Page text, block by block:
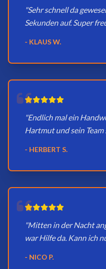
"Sehr schnell da
Sekunden auf. Super
- KLAUS W.
"Endlich mal ein
Hartmut und sein
- HERBERT S.
"Mitten in der Nacht
war Hilfe da. Kann ich
- NICO P.